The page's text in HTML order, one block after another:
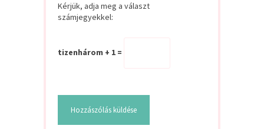
Kérjük, adja meg a választ
számjegyekkel:
tizenhárom + 1 =